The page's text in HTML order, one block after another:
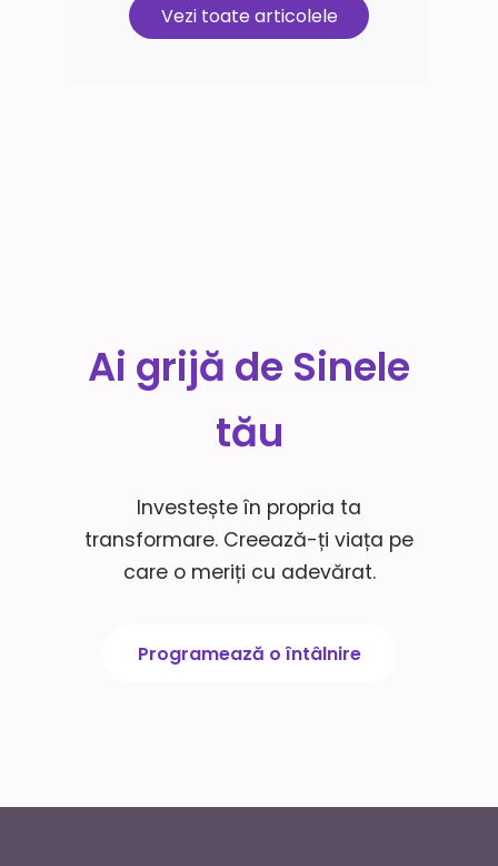
Vezi toate articolele
Ai grijă de Sinele
tău
Investește în propria ta
transformare. Creează-ți viața pe
care o meriți cu adevărat.
Programează o întâlnire